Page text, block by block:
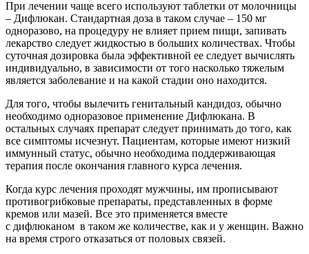
При лечении чаще всего используют таблетки от молочницы
– Дифлюкан. Стандартная доза в таком случае – 150 мг
одноразово, на процедуру не влияет прием пищи, запивать
лекарство следует жидкостью в больших количествах. Чтобы
суточная дозировка была эффективной ее следует вычислять
индивидуально, в зависимости от того насколько тяжелым
является заболевание и на какой стадии оно находится.
Для того, чтобы вылечить генитальный кандидоз, обычно
необходимо одноразовое применение Дифлюкана. В
остальных случаях препарат следует принимать до того, как
все симптомы исчезнут. Пациентам, которые имеют низкий
иммунный статус, обычно необходима поддерживающая
терапия после окончания главного курса лечения.
Когда курс лечения проходят мужчины, им прописывают
противогрибковые препараты, представленных в форме
кремов или мазей. Все это применяется вместе
с дифлюканом в таком же количестве, как и у женщин. Важно
на время строго отказаться от половых связей.